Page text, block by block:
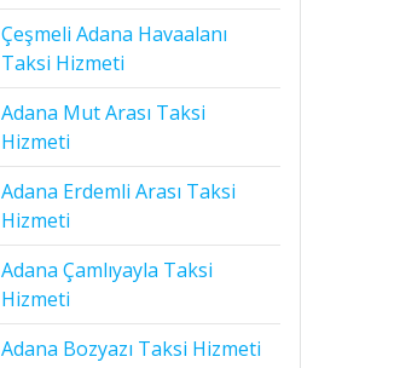
Çeşmeli Adana Havaalanı
Taksi Hizmeti
Adana Mut Arası Taksi
Hizmeti
Adana Erdemli Arası Taksi
Hizmeti
Adana Çamlıyayla Taksi
Hizmeti
Adana Bozyazı Taksi Hizmeti